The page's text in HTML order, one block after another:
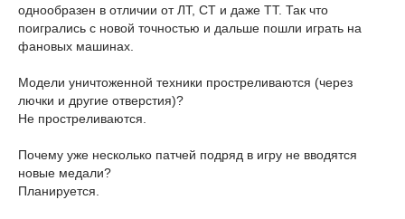
однообразен в отличии от ЛТ, СТ и даже ТТ. Так что
поигрались с новой точностью и дальше пошли играть на
фановых машинах.
Модели уничтоженной техники простреливаются (через
лючки и другие отверстия)?
Не простреливаются.
Почему уже несколько патчей подряд в игру не вводятся
новые медали?
Планируется.